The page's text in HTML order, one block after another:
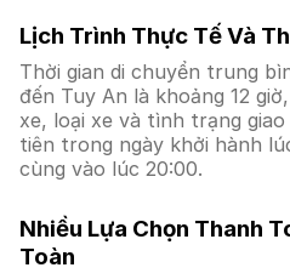
Lịch Trình Thực Tế Và
Thời gian di chuyển trung
đến Tuy An là khoảng 12
xe, loại xe và tình trạng
tiên trong ngày khởi hành
cùng vào lúc 20:00.
Nhiều Lựa Chọn Thanh
Toàn